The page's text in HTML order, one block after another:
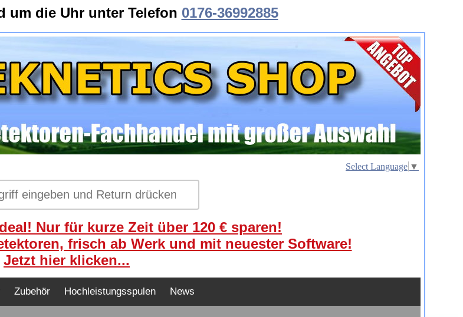
um die Uhr unter Telefon 0176-36992885
Select Language ▼
Nur für kurze Zeit über 120 € sparen!
frisch ab Werk und mit neuester Software!
Jetzt hier klicken...
Zubehör Hochleistungsspulen News